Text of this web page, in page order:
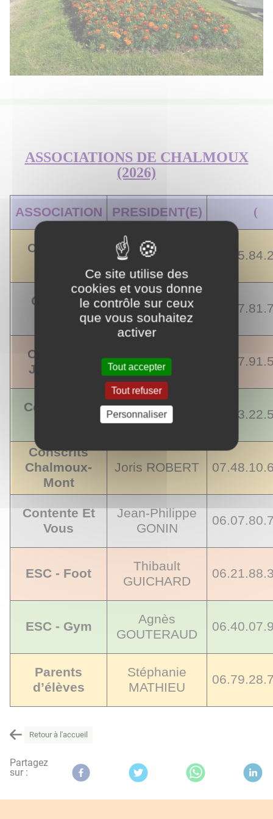
ASSOCIATIONS DE CHALMOUX
(2026)
ASSOCIATION PRESIDENT(E) (
Chalmoux
Ginette ROY
Club des
Daniel DAVAL
Comité de
Jumelage
DEBORD
Comité des
Jacky
RENAUD
Conscrits
Chalmoux-
Mont
Joris ROBERT
Contente Et
Vous
Jean-Philippe
GONIN
ESC - Foot
Thibault
GUICHARD
ESC - Gym
Agnès
GOUTERAUD
Parents
d’élèves
Stéphanie
MATHIEU
Retour à l'accueil
Partagez
sur :
Ce site utilise des
cookies et vous donne
le contrôle sur ceux
que vous souhaitez
activer
Tout accepter
Tout refuser
Personnaliser